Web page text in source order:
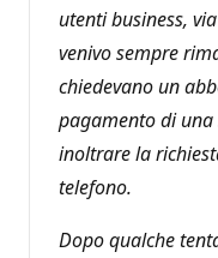
utenti business,
venivo sempre
chiedevano un
pagamento di
inoltrare la
telefono.
Dopo qualche